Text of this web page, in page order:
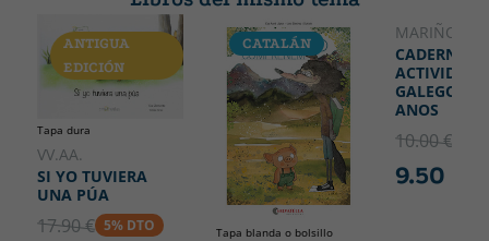
ANTIGUA
EDICIÓN
Tapa dura
VV.AA.
SI YO TUVIERA
UNA PÚA
17.90 € 5% DTO
CATALÁN
Tapa blanda o bolsillo
GALLEGO
MARIÑO,
CADERNO
GALEGO
ANOS
10.00 €
9.50 €